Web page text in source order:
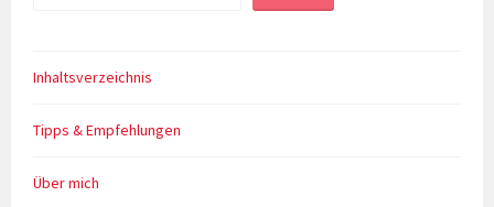
Inhaltsverzeichnis
Tipps & Empfehlungen
Über mich